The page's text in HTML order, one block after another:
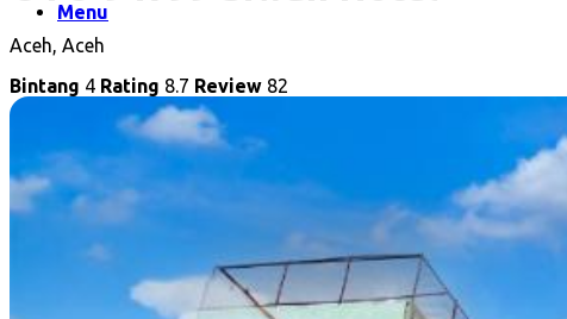
Menu
Aceh, Aceh
Bintang 4 Rating 8.7 Review 82